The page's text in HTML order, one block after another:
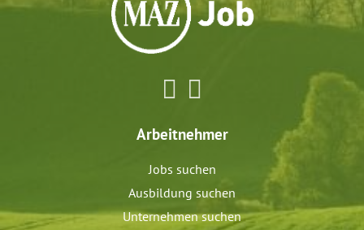
Arbeitnehmer
Jobs suchen
Ausbildung suchen
Unternehmen suchen